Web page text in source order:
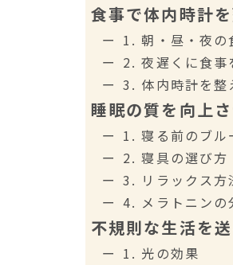
食事で体内時計
1. 朝・昼・夜の
2. 夜遅くに食事
3. 体内時計を整
睡眠の質を向上
1. 寝る前のブル
2. 寝具の選び方
3. リラックス方
4. メラトニンの
不規則な生活を
1. 光の効果